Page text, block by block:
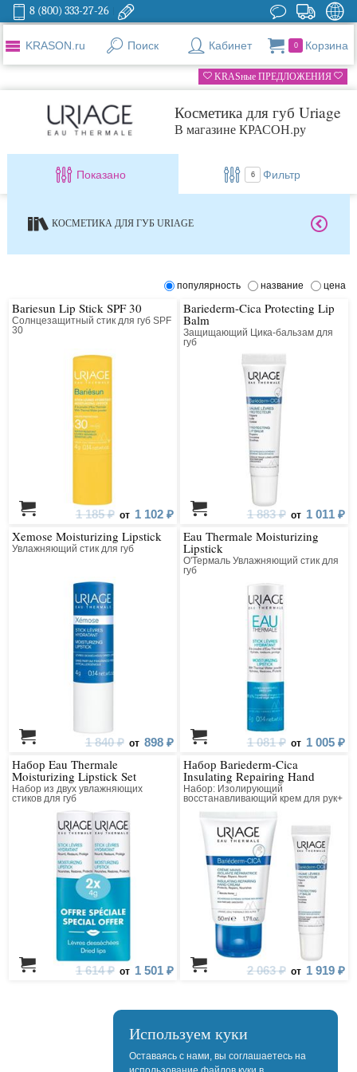
8 (800) 333-27-26
KRASON.ru Поиск Кабинет 0 Корзина
KRASные ПРЕДЛОЖЕНИЯ
Косметика для губ Uriage
В магазине КРАСОН.ру
Показано 6 Фильтр
КОСМЕТИКА ДЛЯ ГУБ URIAGE
популярность название цена
Bariesun Lip Stick SPF 30
Солнцезащитный стик для губ SPF
30
1 185 ₽ от 1 102 ₽
Bariederm-Cica Protecting Lip
Balm
Защищающий Цика-бальзам для
губ
1 883 ₽ от 1 011 ₽
Xemose Moisturizing Lipstick
Увлажняющий стик для губ
1 840 ₽ от 898 ₽
Eau Thermale Moisturizing
Lipstick
О'Термаль Увлажняющий стик для
губ
1 081 ₽ от 1 005 ₽
Набор Eau Thermale
Moisturizing Lipstick Set
Набор из двух увлажняющих
стиков для губ
1 614 ₽ от 1 501 ₽
Набор Bariederm-Cica
Insulating Repairing Hand
Cream, Protecting Lip Balm
Набор: Изолирующий
восстанавливающий крем для рук+
2 063 ₽ от 1 919 ₽
Используем куки
Оставаясь с нами, вы соглашаетесь на